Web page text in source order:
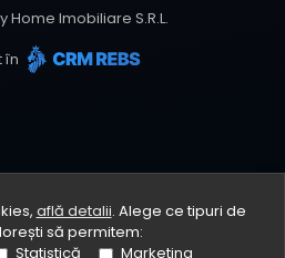
Home Imobiliare S.R.L.
în
află detalii. Alege ce tipuri de
să permitem:
Statistică Marketing